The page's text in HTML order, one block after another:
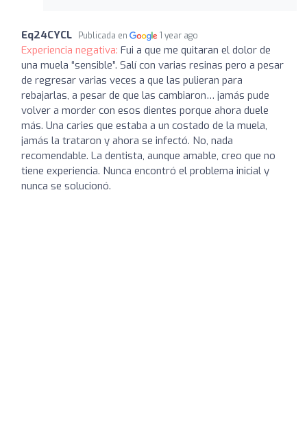
Eq24CYCL Publicada en 1 year ago
Experiencia negativa: Fui a que me quitaran el dolor de
una muela “sensible”. Salí con varias resinas pero a pesar
de regresar varias veces a que las pulieran para
rebajarlas, a pesar de que las cambiaron… jamás pude
volver a morder con esos dientes porque ahora duele
más. Una caries que estaba a un costado de la muela,
jamás la trataron y ahora se infectó. No, nada
recomendable. La dentista, aunque amable, creo que no
tiene experiencia. Nunca encontró el problema inicial y
nunca se solucionó.